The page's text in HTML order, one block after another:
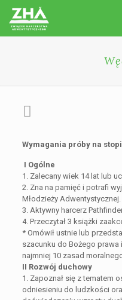
Wymagania próby na
I Ogólne
1. Zalecany wiek 14 lat lub
2. Zna na pamięć i potrafi
Młodzieży Adwentystycznej.
3. Aktywny harcerz
4. Przeczytał 3 książki
* Omówił ustnie lub
szacunku do Bożego
najmniej 10 zasad
II Rozwój duchowy
1. Zapoznał się z tematem
odniesieniu do ludzkości